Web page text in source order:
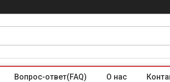
Вопрос-ответ(FAQ) О нас